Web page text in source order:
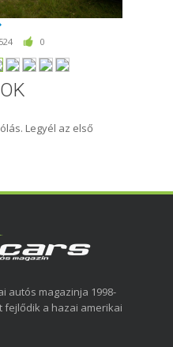
524 0
Legyél az első
autós magazinja 1998-
fejlődik a hazai amerikai